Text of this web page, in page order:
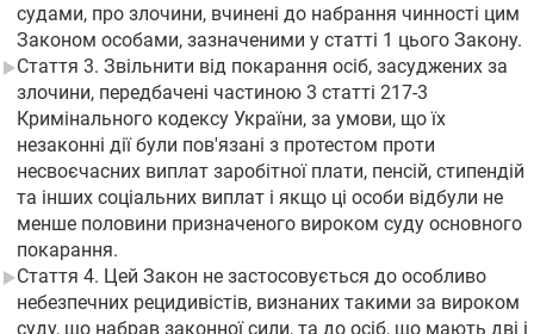
судами, про злочини, вчинені до набрання чинності цим
Законом особами, зазначеними у статті 1 цього Закону.
Стаття 3. Звільнити від покарання осіб, засуджених за
злочини, передбачені частиною 3 статті 217-3
Кримінального кодексу України, за умови, що їх
незаконні дії були пов'язані з протестом проти
несвоєчасних виплат заробітної плати, пенсій, стипендій
та інших соціальних виплат і якщо ці особи відбули не
менше половини призначеного вироком суду основного
покарання.
Стаття 4. Цей Закон не застосовується до особливо
небезпечних рецидивістів, визнаних такими за вироком
суду, що набрав законної сили, та до осіб, що мають дві і